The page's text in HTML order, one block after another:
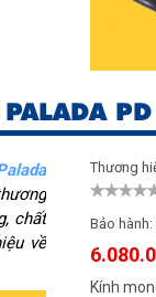
PALADA
chất
về
Thương
Bảo hành:
Kính